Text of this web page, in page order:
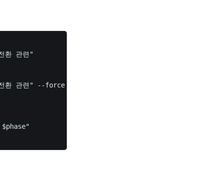
관련"
환 관련" --force